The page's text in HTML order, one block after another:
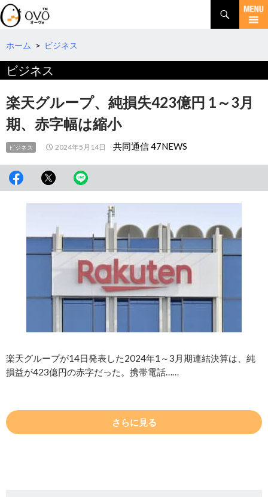
検
索
コ
テ
へ
移
動
ホーム > ビジネス
ビジネス
楽天グループ、純損失423億円 1～3月
期、赤字幅は縮小
ビジネス 2024年5月14日 共同通信 47NEWS
楽天グループが14日発表した2024年1～3月期連結決算は、純
損益が423億円の赤字だった。携帯電話……
さらに見る